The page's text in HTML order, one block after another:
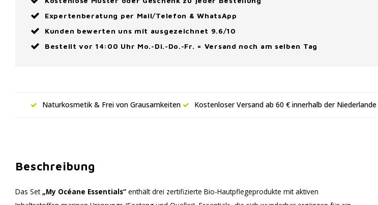
Expertenberatung per Mail/Telefon & WhatsApp
Kunden bewerten uns mit ausgezeichnet 9.6/10
Bestellt vor 14:00 Uhr Mo.-Di.-Do.-Fr. = Versand noch am selben Tag
Naturkosmetik & Frei von Grausamkeiten Kostenloser Versand ab 60 € innerhalb der Niederlande
Beschreibung
Das Set„My Océane Essentials“ enthält drei zertifizierte Bio-Hautpflegeprodukte mit aktiven